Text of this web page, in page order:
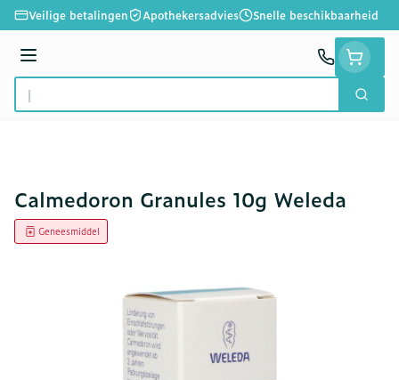
Ga naar de inhoud
Veilige betalingen Apothekersadvies Snelle beschikbaarheid
Menu
Product, merk, categorie...
Zoek
Calmedoron Granules 10g Weleda
Geneesmiddel